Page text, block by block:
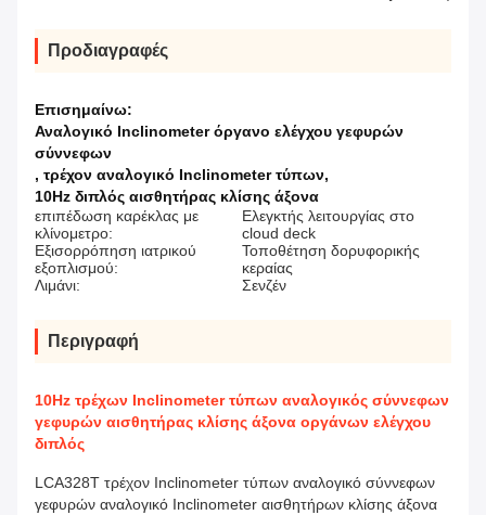
Προδιαγραφές
Επισημαίνω:
Αναλογικό Inclinometer όργανο ελέγχου γεφυρών
σύννεφων
, τρέχον αναλογικό Inclinometer τύπων,
10Hz διπλός αισθητήρας κλίσης άξονα
επιπέδωση καρέκλας με
κλίνομετρο:
Ελεγκτής λειτουργίας στο
cloud deck
Εξισορρόπηση ιατρικού
εξοπλισμού:
Τοποθέτηση δορυφορικής
κεραίας
Λιμάνι:
Σενζέν
Περιγραφή
10Hz τρέχων Inclinometer τύπων αναλογικός σύννεφων
γεφυρών αισθητήρας κλίσης άξονα οργάνων ελέγχου
διπλός
LCA328T τρέχον Inclinometer τύπων αναλογικό σύννεφων
γεφυρών αναλογικό Inclinometer αισθητήρων κλίσης άξονα